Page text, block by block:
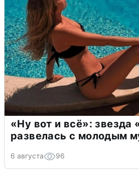
«Ну вот и всё»: звезда
развелась с молодым
6 августа 96